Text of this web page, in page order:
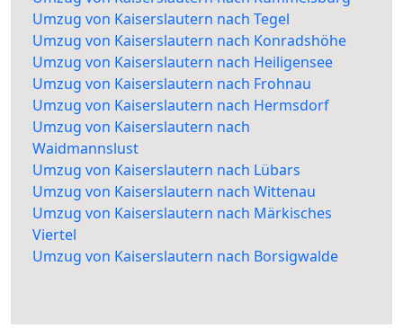
Umzug von Kaiserslautern nach Tegel
Umzug von Kaiserslautern nach Konradshöhe
Umzug von Kaiserslautern nach Heiligensee
Umzug von Kaiserslautern nach Frohnau
Umzug von Kaiserslautern nach Hermsdorf
Umzug von Kaiserslautern nach
Waidmannslust
Umzug von Kaiserslautern nach Lübars
Umzug von Kaiserslautern nach Wittenau
Umzug von Kaiserslautern nach Märkisches
Viertel
Umzug von Kaiserslautern nach Borsigwalde